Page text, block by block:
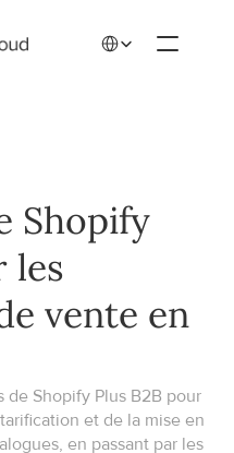
Shopify
les
vente en
Shopify Plus B2B pour
et de la mise en
en passant par les